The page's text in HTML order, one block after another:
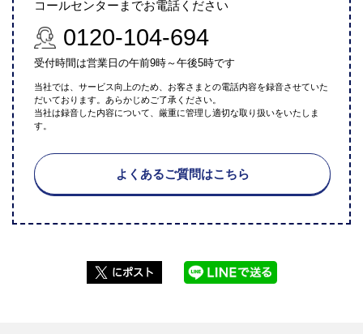
コールセンターまでお電話ください
0120-104-694
受付時間は営業日の午前9時～午後5時です
当社では、サービス向上のため、お客さまとの電話内容を録音させていた
だいております。あらかじめご了承ください。
当社は録音した内容について、厳重に管理し適切な取り扱いをいたしま
す。
よくあるご質問はこちら